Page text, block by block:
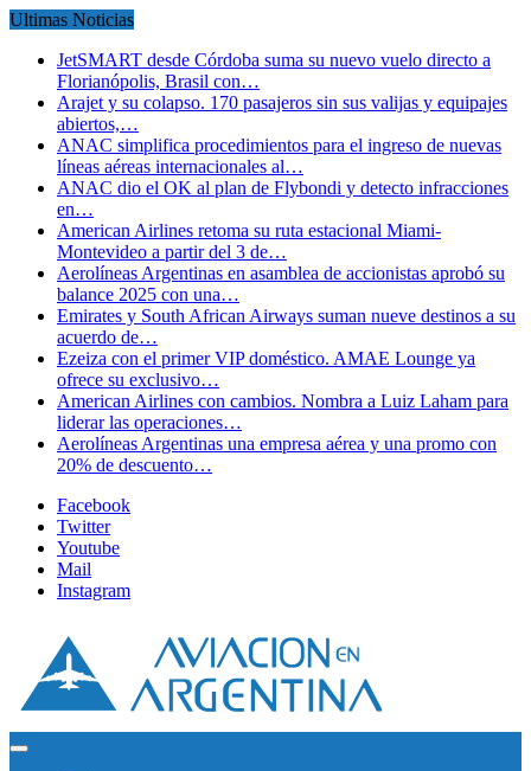
Ultimas Noticias
JetSMART desde Córdoba suma su nuevo vuelo directo a
Florianópolis, Brasil con…
Arajet y su colapso. 170 pasajeros sin sus valijas y equipajes
abiertos,…
ANAC simplifica procedimientos para el ingreso de nuevas
líneas aéreas internacionales al…
ANAC dio el OK al plan de Flybondi y detecto infracciones
en…
American Airlines retoma su ruta estacional Miami-
Montevideo a partir del 3 de…
Aerolíneas Argentinas en asamblea de accionistas aprobó su
balance 2025 con una…
Emirates y South African Airways suman nueve destinos a su
acuerdo de…
Ezeiza con el primer VIP doméstico. AMAE Lounge ya
ofrece su exclusivo…
American Airlines con cambios. Nombra a Luiz Laham para
liderar las operaciones…
Aerolíneas Argentinas una empresa aérea y una promo con
20% de descuento…
Facebook
Twitter
Youtube
Mail
Instagram